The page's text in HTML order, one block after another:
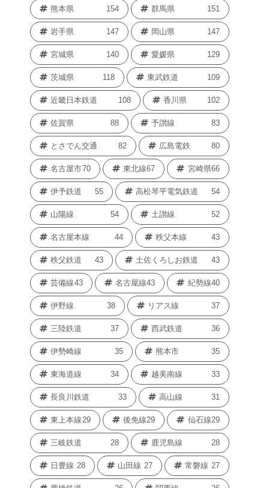
熊本県 154 群馬県 151
岩手県 147 岡山県 147
宮城県 140 愛媛県 129
茨城県 118 東武鉄道 109
近畿日本鉄道 108 香川県 102
佐賀県 88 予讃線 83
とさでん交通 82 広島電鉄 80
名古屋市70 東北線67 宮崎県66
伊予鉄道 55 高松琴平電気鉄道 54
山陽線 54 土讃線 52
名古屋本線 44 秩父本線 43
秩父鉄道 43 土佐くろしお鉄道 43
芸備線43 名古屋線43 紀勢線40
伊野線 38 リアス線 37
三陸鉄道 37 西武鉄道 36
伊勢崎線 35 熊本市 35
東海道線 34 越美南線 33
長良川鉄道 33 高山線 31
東上本線29 後免線29 仙石線29
三岐鉄道 28 鹿児島線 28
日豊線 28 山田線 27 常磐線 27